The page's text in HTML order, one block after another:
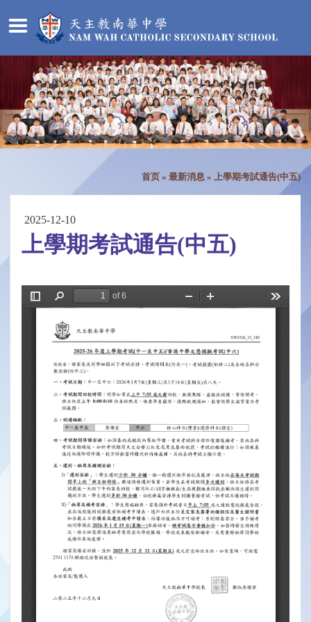
首页 » 最新消息 » 上學期考試通告(中五)
2025-12-10
上學期考試通告(中五)